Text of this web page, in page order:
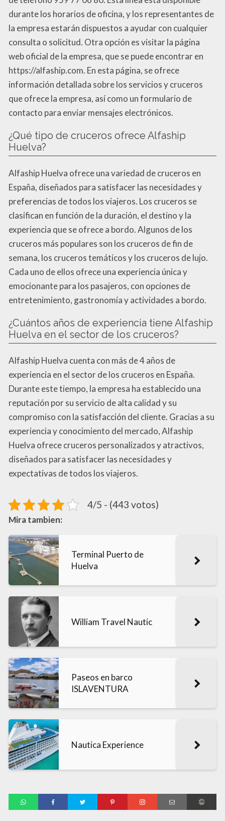
durante los horarios de oficina, y los representantes de
la empresa estarán dispuestos a ayudar con cualquier
consulta o solicitud. Otra opción es visitar la página
web oficial de la empresa, que se puede encontrar en
https://alfaship.com. En esta página, se ofrece
información detallada sobre los servicios y cruceros
que ofrece la empresa, así como un formulario de
contacto para enviar mensajes electrónicos.
¿Qué tipo de cruceros ofrece Alfaship
Huelva?
Alfaship Huelva ofrece una variedad de cruceros en
España, diseñados para satisfacer las necesidades y
preferencias de todos los viajeros. Los cruceros se
clasifican en función de la duración, el destino y la
experiencia que se ofrece a bordo. Algunos de los
cruceros más populares son los cruceros de fin de
semana, los cruceros temáticos y los cruceros de lujo.
Cada uno de ellos ofrece una experiencia única y
emocionante para los pasajeros, con opciones de
entretenimiento, gastronomía y actividades a bordo.
¿Cuántos años de experiencia tiene Alfaship
Huelva en el sector de los cruceros?
Alfaship Huelva cuenta con más de 4 años de
experiencia en el sector de los cruceros en España.
Durante este tiempo, la empresa ha establecido una
reputación por su servicio de alta calidad y su
compromiso con la satisfacción del cliente. Gracias a su
experiencia y conocimiento del mercado, Alfaship
Huelva ofrece cruceros personalizados y atractivos,
diseñados para satisfacer las necesidades y
expectativas de todos los viajeros.
4/5 - (443 votos)
Mira tambien:
Terminal Puerto de
Huelva
William Travel Nautic
Paseos en barco
ISLAVENTURA
Nautica Experience